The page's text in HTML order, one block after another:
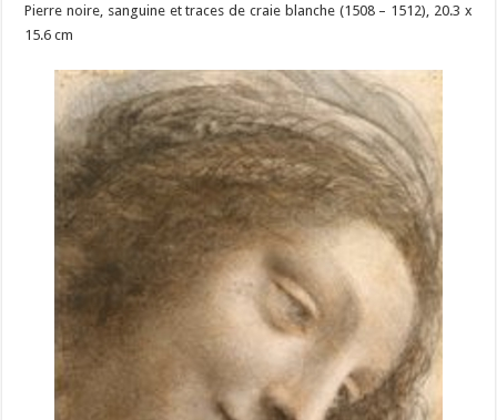
Pierre noire, sanguine et traces de craie blanche (1508 – 1512), 20.3 x
15.6 cm